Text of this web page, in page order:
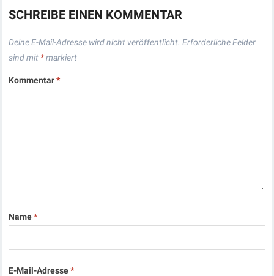
SCHREIBE EINEN KOMMENTAR
Deine E-Mail-Adresse wird nicht veröffentlicht. Erforderliche Felder
sind mit *markiert
Kommentar*
Name*
E-Mail-Adresse*